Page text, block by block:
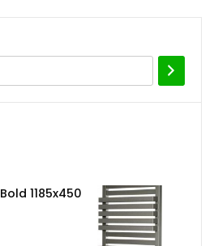
1185x450